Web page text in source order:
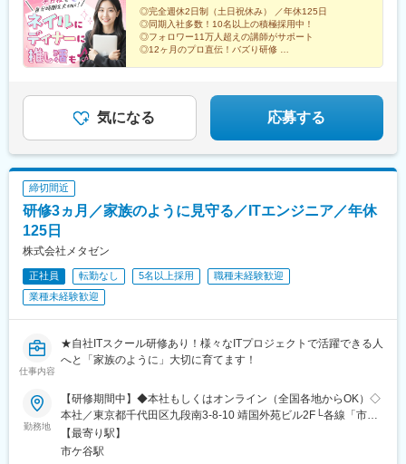
新ノウハウが学べる社内研修あり◆副業OK！学んだスキルで自分
のSNS運用にも挑戦できる◆服装・ネイル・髪色自由（※プロジェ
クト先による）◆引越しサポートあり（上京・引っ越しも安心
◎）
駅、両国駅、赤坂見附駅、品川駅、上野駅、有楽町駅、目黒駅、
恵比寿駅、御茶ノ水駅、北千住駅、新小岩駅、小岩駅、日暮里
駅、新板橋駅、赤羽駅、水道橋駅、自由が丘駅、二子玉川駅、中
野駅(東京都)、高円寺駅、練馬駅、吉祥寺駅、立川駅、町田駅、調
駅、新川崎駅、新丸子駅、川崎駅、天王町駅、横浜駅、京急川崎
駅、武蔵小杉駅、登戸駅、溝の口駅、新百合ケ丘駅、みなとみら
大和駅(神奈川県)、二俣川駅、湘南台駅、藤沢駅、浦和駅、大宮駅
(埼玉県)、南与野駅、川口駅、南浦和駅、武蔵浦和駅、戸田公園
駅、草加駅、新越谷駅、春日部駅、岩槻駅、八潮駅、三郷駅(埼玉
上尾駅、松戸駅、船橋駅、国府台駅、千葉ニュータウン中央駅、
線)、市川駅、津田沼駅、稲毛駅、千葉駅、蘇我駅、木更津駅、新
鎌ケ谷駅、勝田台駅、野田市駅、白井駅、南船橋駅、新浦安駅、
駅、大阪上本町駅、大阪梅田駅(阪急線)、十三駅、茨木市駅、高槻
市駅、大阪梅田駅(阪神線)、野田駅(阪神線)、なんば駅(南海線)、
駅、栄駅(愛知県)、伏見駅(愛知県)、今池駅(愛知県)、名鉄名古屋
駅、東岡崎駅、知立駅、岡崎駅、高蔵寺駅、札幌駅、函館駅、旭
川駅、小樽駅、釧路駅、さっぽろ駅、大通駅、すすきの駅、真駒
内駅、福住駅、博多駅、小倉駅(福岡県)、黒崎駅、久留米駅、天神
駅、中洲川端駅、赤坂駅(福岡県)、西新駅、西鉄福岡駅、西鉄久留
◎完全週休2日制（土日祝休み） ／年休125日
◎同期入社多数！10名以上の積極採用中！
◎フォロワー11万人超えの講師がサポート
◎12ヶ月のプロ直伝！バズり研修
気になる 応募する
締切間近
研修3ヵ月／家族のように見守る／ITエンジニア／年休
125日
株式会社メタゼン
正社員 転勤なし 5名以上採用
職種未経験歓迎
業種未経験歓迎
仕事内容
★自社ITスクール研修あり！様々なITプロジェクトで活躍できる人
へと「家族のように」大切に育てます！
勤務地
【研修期間中】◆本社もしくはオンライン（全国各地からOK）◇
本社／東京都千代田区九段南3-8-10 靖国外苑ビル2F└各線「市ケ
谷駅」より徒歩5分└各線「九段下駅」より徒歩9分【研修終了
後】◆東京23区を中心とした全国各地のITプロジェクト先※勤務地
【最寄り駅】
市ケ谷駅